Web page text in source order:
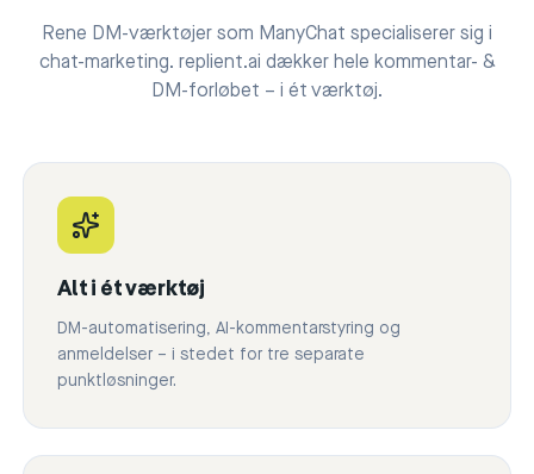
Rene DM-værktøjer som ManyChat specialiserer sig i
chat-marketing. replient.ai dækker hele kommentar- &
DM-forløbet – i ét værktøj.
Alt i ét værktøj
DM-automatisering, AI-kommentarstyring og
anmeldelser – i stedet for tre separate
punktløsninger.